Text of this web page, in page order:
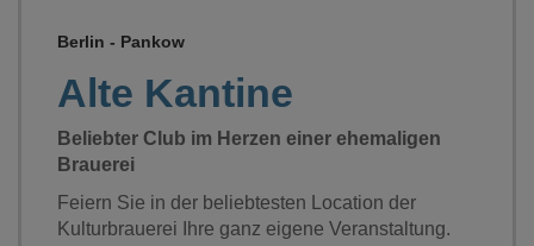
Alte Kantine
Berlin - Pankow
Beliebter Club im Herzen einer ehemaligen
Brauerei
Feiern Sie in der beliebtesten Location der
Kulturbrauerei Ihre ganz eigene Veranstaltung.